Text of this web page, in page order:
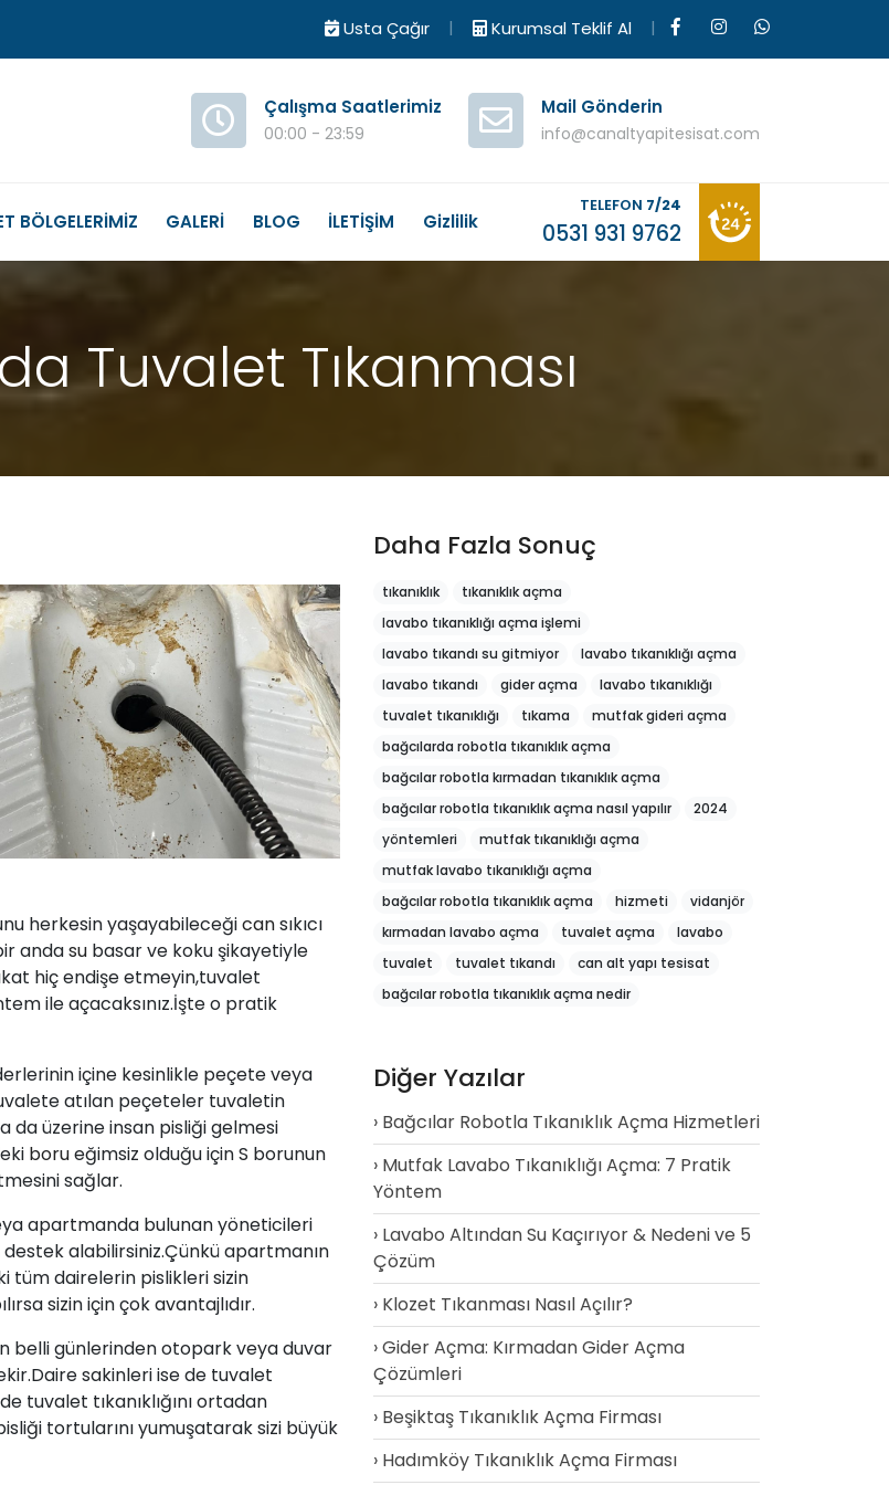
Usta Çağır | Kurumsal Teklif Al |
Çalışma Saatlerimiz
00:00 - 23:59
Mail Gönderin
info@canaltyapitesisat.com
BÖLGELERİMİZ GALERİ BLOG İLETİŞİM Gizlilik
TELEFON 7/24
0531 931 9762
Tuvalet Tıkanması
herkesin yaşayabileceğicansıkıcı
andasu basar ve koku şikayetiyle
hiç endişe etmeyin,tuvalet
ile açacaksınız.İşte o pratik
içine kesinlikle peçete veya
atılan peçeteler tuvaletin
da üzerine insan pisliği gelmesi
borueğimsiz olduğu için S borunun
sağlar.
apartmanda bulunan yöneticileri
alabilirsiniz.Çünkü apartmanın
tüm dairelerin pislikleri sizin
sizin için çok avantajlıdır.
belli günlerinden otopark veya duvar
sakinleri ise de tuvalet
tuvalet tıkanıklığını ortadan
tortularını yumuşatarak sizi büyük
Daha Fazla Sonuç
tıkanıklık
tıkanıklık açma
lavabo tıkanıklığı açma işlemi
lavabo tıkandı su gitmiyor
lavabo tıkanıklığı açma
lavabo tıkandı
gider açma
lavabo tıkanıklığı
tuvalet tıkanıklığı
tıkama
mutfak gideri açma
bağcılarda robotla tıkanıklık açma
bağcılar robotla kırmadan tıkanıklık açma
bağcılar robotla tıkanıklık açma nasıl yapılır
2024
yöntemleri
mutfak tıkanıklığı açma
mutfak lavabo tıkanıklığı açma
bağcılar robotla tıkanıklık açma
hizmeti
vidanjör
kırmadan lavabo açma
tuvalet açma
lavabo
tuvalet
tuvalet tıkandı
can alt yapı tesisat
bağcılar robotla tıkanıklık açma nedir
Diğer Yazılar
Bağcılar Robotla Tıkanıklık Açma Hizmetleri
Mutfak Lavabo Tıkanıklığı Açma: 7 Pratik
Yöntem
Lavabo Altından Su Kaçırıyor & Nedeni ve 5
Çözüm
Klozet Tıkanması Nasıl Açılır?
Gider Açma: Kırmadan Gider Açma
Çözümleri
Beşiktaş Tıkanıklık Açma Firması
Hadımköy Tıkanıklık Açma Firması